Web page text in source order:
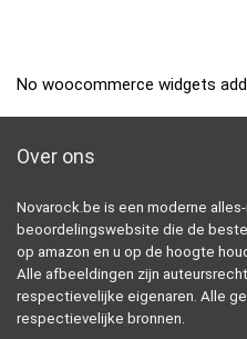
No woocommerce widgets
Over ons
Novarock.be is een moderne
beoordelingswebsite die de
op amazon en u op de hoogte
Alle afbeeldingen zijn
respectievelijke eigenaren. Alle
respectievelijke bronnen.